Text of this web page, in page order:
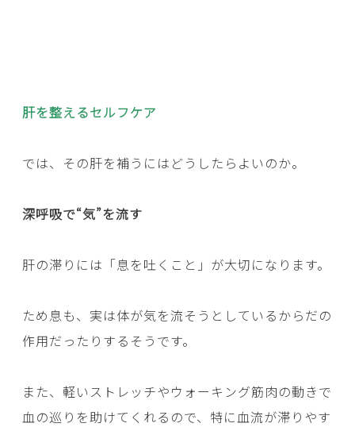
肝を整えるセルフケア
では、その肝を補うにはどうしたらよいのか。
深呼吸で“気”を流す
肝の滞りには「息を吐くこと」が大切になります。
ため息も、実は体が気を流そうとしているからだの
作用だったりするそうです。
また、軽いストレッチやウォーキング筋肉の動きで
血の巡りを助けてくれるので、特に血流が滞りやす